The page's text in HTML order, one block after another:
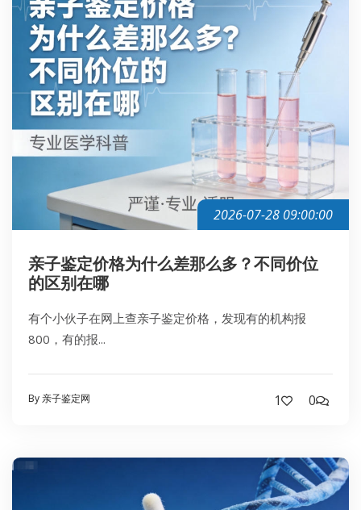
2026-07-28 09:00:00
亲子鉴定价格为什么差那么多？不同价位
的区别在哪
有个小伙子在网上查亲子鉴定价格，发现有的机构报
800，有的报...
By 亲子鉴定网 1 0